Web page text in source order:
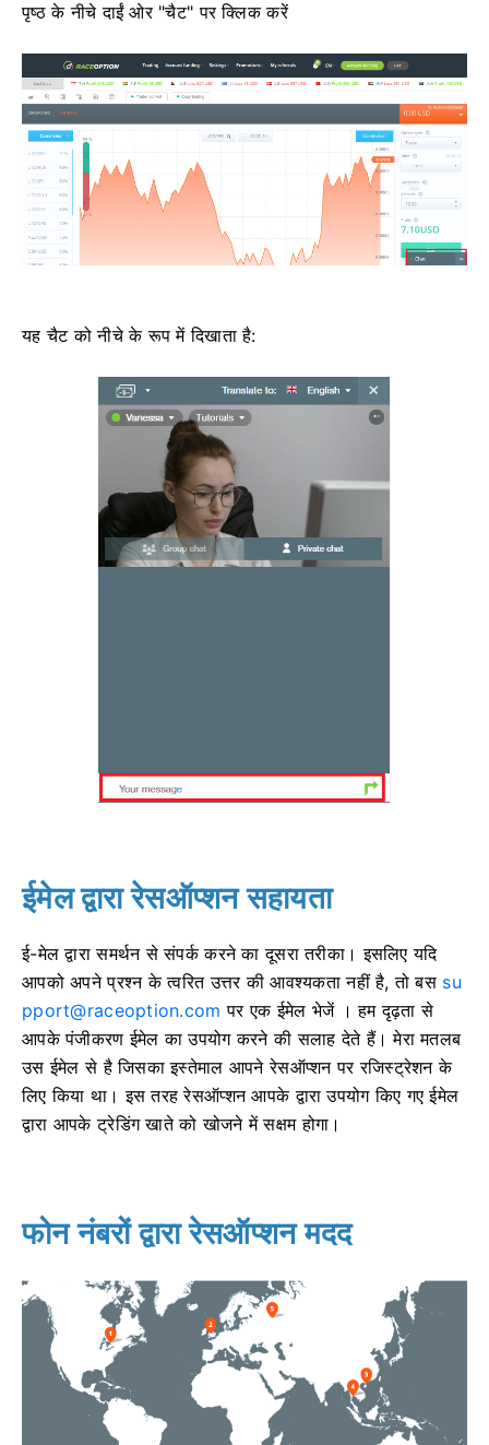
पृष्ठ के नीचे दाईं ओर "चैट" पर क्लिक करें
यह चैट को नीचे के रूप में दिखाता है:
ईमेल द्वारा रेसऑप्शन सहायता
ई-मेल द्वारा समर्थन से संपर्क करने का दूसरा तरीका।इसलिए यदि
आपको अपने प्रश्न के त्वरित उत्तर की आवश्यकता नहीं है, तो बस su
pport@raceoption.com पर एक ईमेल भेजें ।हम दृढ़ता से
आपके पंजीकरण ईमेल का उपयोग करने की सलाह देते हैं।मेरा मतलब
उस ईमेल से है जिसका इस्तेमाल आपने रेसऑप्शन पर रजिस्ट्रेशन के
लिए किया था।इस तरह रेसऑप्शन आपके द्वारा उपयोग किए गए ईमेल
द्वारा आपके ट्रेडिंग खाते को खोजने में सक्षम होगा।
फोन नंबरों द्वारा रेसऑप्शन मदद